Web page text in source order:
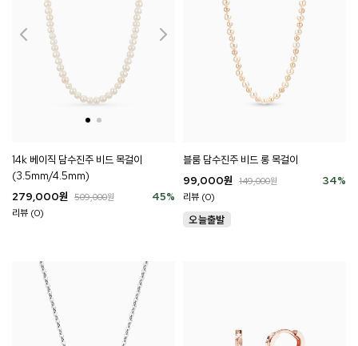
14k 베이직 담수진주 비드 목걸이
(3.5mm/4.5mm)
45%
279,000원 509,000원
리뷰 (0)
블룸 담수진주 비드 롱 목걸이
34%
99,000원 149,000원
리뷰 (0)